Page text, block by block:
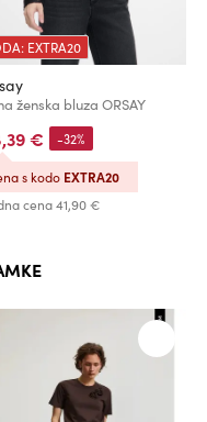
EXTRA20
ženska bluza ORSAY
€
cena41,90 €
-32%
s kodo EXTRA20